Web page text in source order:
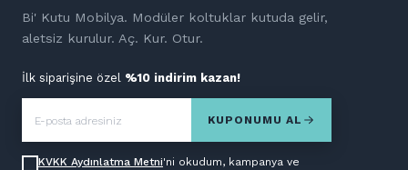
Bi' Kutu Mobilya. Modüler koltuklar kutuda gelir,
aletsiz kurulur. Aç. Kur. Otur.
İlk siparişine özel %10 indirim kazan!
KUPONUMU AL
KVKK Aydınlatma Metni'ni okudum, kampanya ve